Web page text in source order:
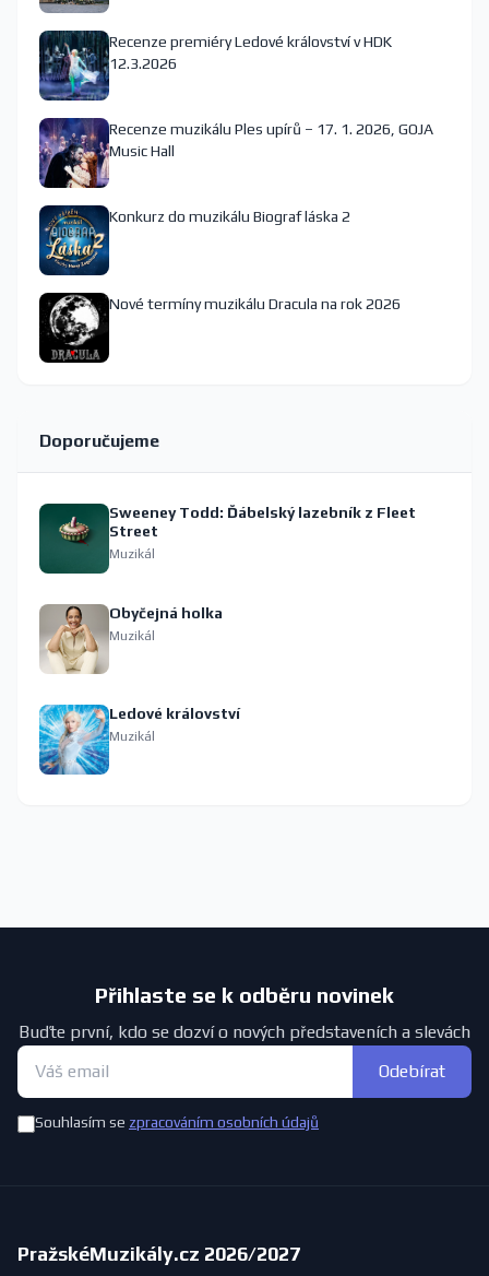
Recenze premiéry Ledové království v HDK
12.3.2026
Recenze muzikálu Ples upírů – 17. 1. 2026, GOJA
Music Hall
Konkurz do muzikálu Biograf láska 2
Nové termíny muzikálu Dracula na rok 2026
Doporučujeme
Sweeney Todd: Ďábelský lazebník z Fleet
Street
Muzikál
Obyčejná holka
Muzikál
Ledové království
Muzikál
Přihlaste se k odběru novinek
Buďte první, kdo se dozví o nových představeních a slevách
Odebírat
Souhlasím se zpracováním osobních údajů
PražskéMuzikály.cz 2026/2027